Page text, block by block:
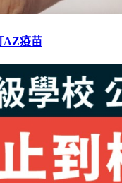
AZ疫苗